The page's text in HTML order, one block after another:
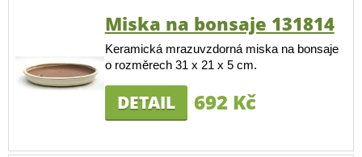
Miska na bonsaje 131814
Keramická mrazuvzdorná miska na bonsaje
o rozměrech 31 x 21 x 5 cm.
DETAIL 692 Kč